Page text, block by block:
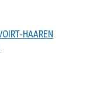
HAAREN